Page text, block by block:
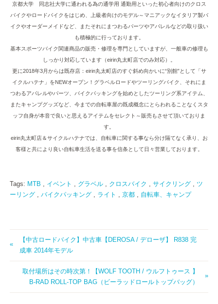
京都大学 同志社大学に通われる為の通学用 通勤用といった初心者向けのクロス
バイクやロードバイクをはじめ、上級者向けのモデル～マニアックなイタリア製バ
イクやオーダーメイドなど、またそれにまつわるパーツやアパレルなどの取り扱い
も積極的に行っております。
基本スポーツバイク関連商品の販売・修理を専門としていますが、一般車の修理も
しっかり対応しています（eirin丸太町店でのみ対応）。
更に2018年3月からは既存店：eirin丸太町店のすぐ斜め向かいに“別館”として「サ
イクルハテナ」をNEWオープン！グラベルロードやツーリングバイク、それにま
つわるアパレルやパーツ、バイクパッキングを始めとしたツーリング系アイテム、
またキャンプグッズなど、今までの自転車屋の既成概念にとらわれることなくスタ
ッフ自身が本音で良いと思えるアイテムをセレクト～販売もさせて頂いておりま
す。
eirin丸太町店＆サイクルハテナでは、自転車に関する事なら分け隔てなく承り、お
客様と共により良い自転車生活を送る事を信条として日々営業しております。
Tags: MTB イベント グラベル クロスバイク サイクリング
ツ
ーリング
バイクパッキング ライト 京都 自転車、キャンプ
【中古ロードバイク】中古車【DEROSA / デローザ】 R838 完
成車 2014年モデル
取付場所はその時次第！【WOLF TOOTH / ウルフトゥース 】
B-RAD ROLL-TOP BAG（ビーラッドロールトップバッグ）